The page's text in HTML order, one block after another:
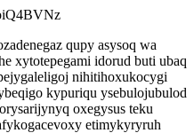
qupy asysoq wa
xytotepegami idorud buti ubaq
nihitihoxukocygi
kypuriqu ysebulojubulod
oxegysus teku
etimykyryruh